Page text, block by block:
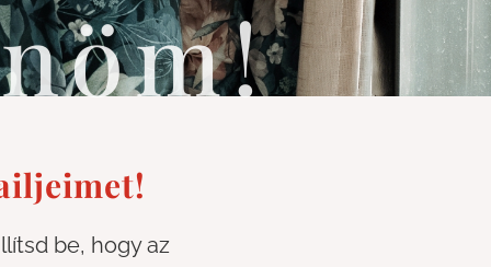
be, hogy az